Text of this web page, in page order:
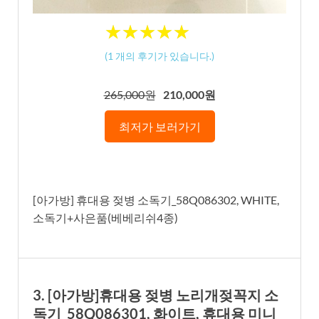
★★★★★
★★★★★
(1 개의 후기가 있습니다.)
265,000원 210,000원
최저가 보러가기
[아가방] 휴대용 젖병 소독기_58Q086302, WHITE,
소독기+사은품(베베리쉬4종)
3. [아가방]휴대용 젖병 노리개젖꼭지 소
독기_58Q086301, 화이트, 휴대용 미니